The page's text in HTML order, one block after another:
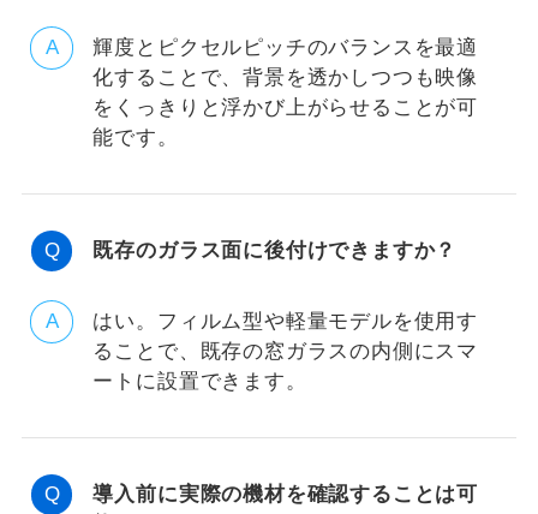
輝度とピクセルピッチのバランスを最適
化することで、背景を透かしつつも映像
をくっきりと浮かび上がらせることが可
能です。
既存のガラス面に後付けできますか？
はい。フィルム型や軽量モデルを使用す
ることで、既存の窓ガラスの内側にスマ
ートに設置できます。
導入前に実際の機材を確認することは可